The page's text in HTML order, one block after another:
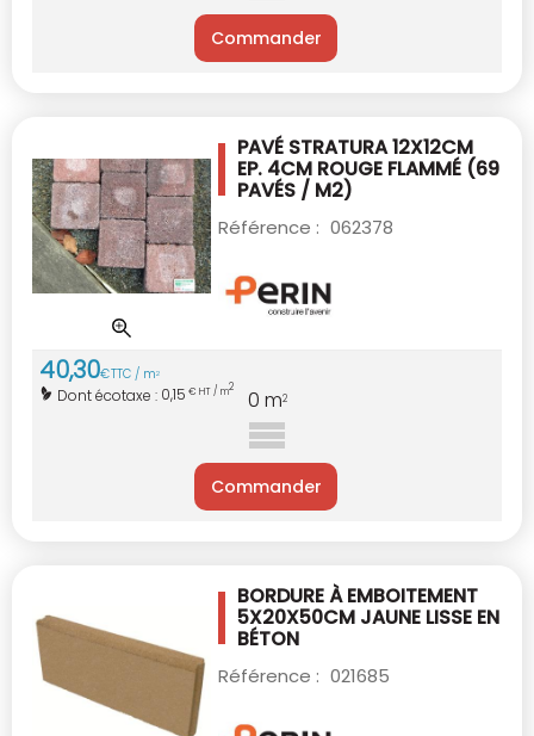
Commander
PAVÉ STRATURA 12X12CM
EP. 4CM ROUGE FLAMMÉ (69
PAVÉS / M2)
Référence : 062378
40,30€TTC / m2
Dont écotaxe : 0,15 € HT / m2 0 m2
Commander
BORDURE À EMBOITEMENT
5X20X50CM JAUNE LISSE EN
BÉTON
Référence : 021685